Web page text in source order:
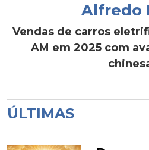
Alfredo
Vendas de carros
AM em 2025 com
ÚLTIMAS